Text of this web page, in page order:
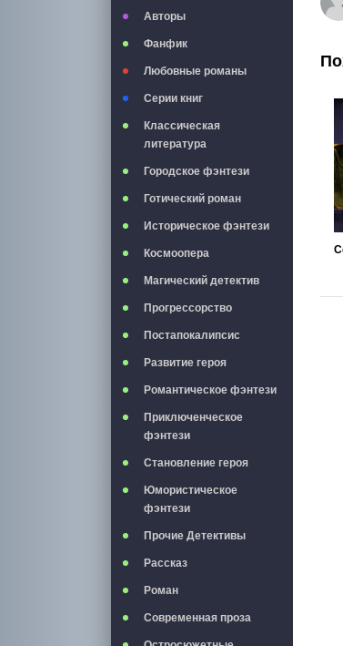
Авторы
Фанфик
Любовные романы
Серии книг
Классическая
литература
Городское фэнтези
Готический роман
Историческое фэнтези
Космоопера
Магический детектив
Прогрессорство
Постапокалипсис
Развитие героя
Романтическое фэнтези
Приключенческое
фэнтези
Становление героя
Юмористическое
фэнтези
Прочие Детективы
Рассказ
Роман
Современная проза